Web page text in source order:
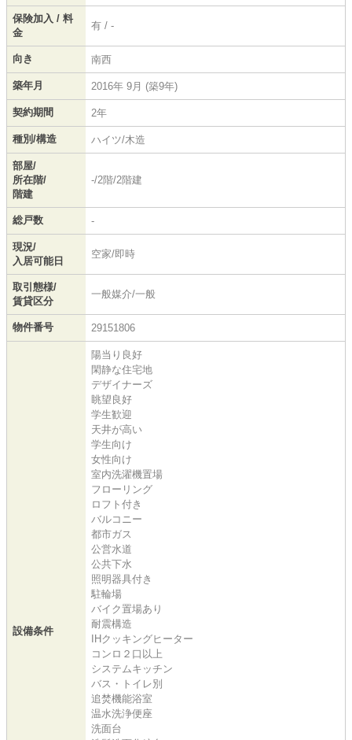
保険加入 / 料
金
有 / -
向き 南西
築年月 2016年 9月 (築9年)
契約期間 2年
種別/構造 ハイツ/木造
部屋/
所在階/
階建
-/2階/2階建
総戸数 -
現況/
入居可能日
空家/即時
取引態様/
賃貸区分
一般媒介/一般
物件番号 29151806
設備条件
陽当り良好
閑静な住宅地
デザイナーズ
眺望良好
学生歓迎
天井が高い
学生向け
女性向け
室内洗濯機置場
フローリング
ロフト付き
バルコニー
都市ガス
公営水道
公共下水
照明器具付き
駐輪場
バイク置場あり
耐震構造
IHクッキングヒーター
コンロ２口以上
システムキッチン
バス・トイレ別
追焚機能浴室
温水洗浄便座
洗面台